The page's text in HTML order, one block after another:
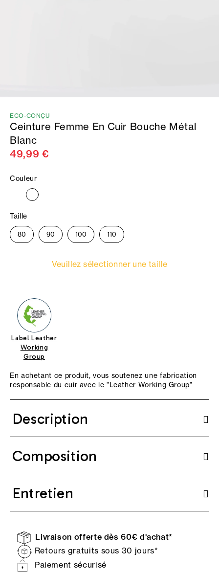
ECO-CONÇU
Ceinture Femme En Cuir Bouche Métal
Blanc
49,99 €
Couleur
Taille
80 90 100 110
Veuillez sélectionner une taille
Label Leather
Working
Group
En achetant ce produit, vous soutenez une fabrication
responsable du cuir avec le "Leather Working Group"
Description
Composition
Entretien
Livraison offerte dès 60€ d'achat*
Retours gratuits sous 30 jours*
Paiement sécurisé